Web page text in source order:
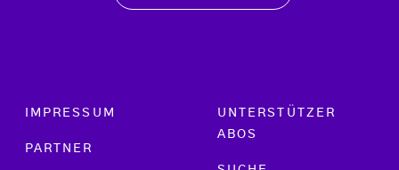
Footer menu
IMPRESSUM
PARTNER
UNTERSTÜTZER
ABOS